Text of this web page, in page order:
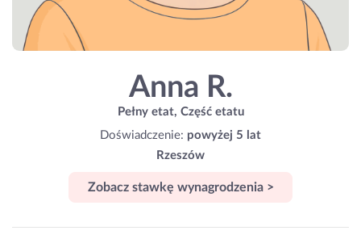
Anna R.
Pełny etat, Część etatu
Doświadczenie: powyżej 5 lat
Rzeszów
Zobacz stawkę wynagrodzenia >